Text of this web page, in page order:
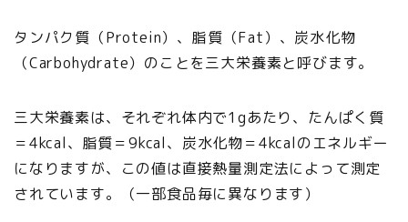
タンパク質（Protein）、脂質（Fat）、炭水化物
（Carbohydrate）のことを三大栄養素と呼びます。
三大栄養素は、それぞれ体内で1gあたり、たんぱく質
＝4kcal、脂質＝9kcal、炭水化物＝4kcalのエネルギー
になりますが、この値は直接熱量測定法によって測定
されています。（一部食品毎に異なります）